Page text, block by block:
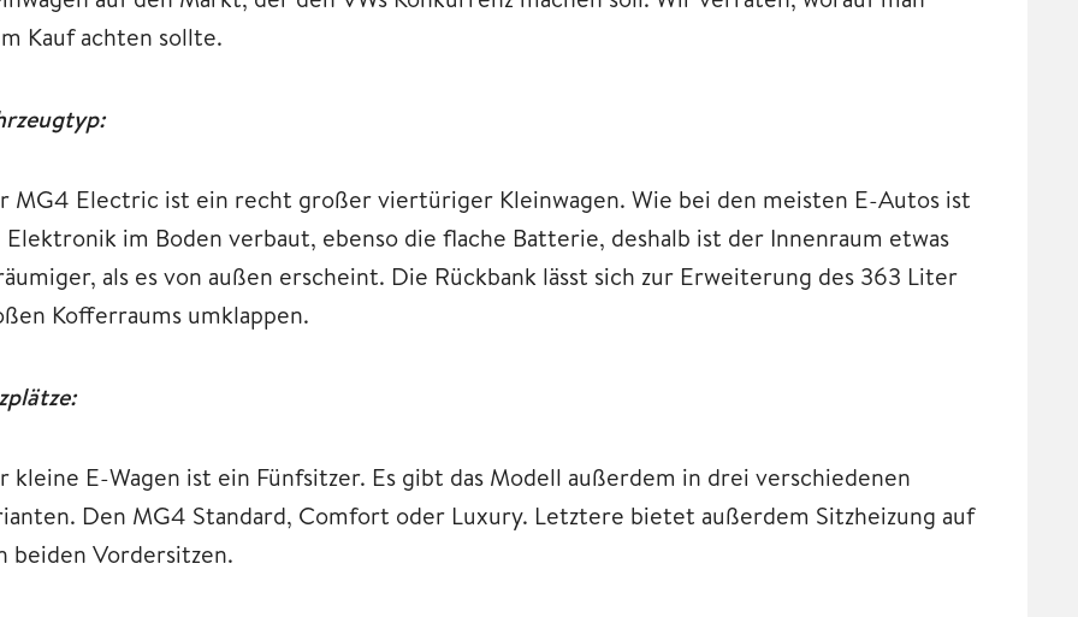
Kauf achten sollte.
MG4 Electric ist ein recht großer viertüriger Kleinwagen. Wie bei den meisten E-Autos ist
Elektronik im Boden verbaut, ebenso die flache Batterie, deshalb ist der Innenraum etwas
als es von außen erscheint. Die Rückbank lässt sich zur Erweiterung des 363 Liter
Kofferraums umklappen.
kleine E-Wagen ist ein Fünfsitzer. Es gibt das Modell außerdem in drei verschiedenen
Den MG4 Standard, Comfort oder Luxury. Letztere bietet außerdem Sitzheizung auf
beiden Vordersitzen.